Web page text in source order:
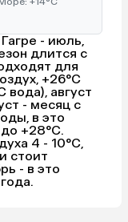
- июль,
длится с
для
+26°C
вода), август
- месяц с
в это
+28°C.
4 - 10°C,
стоит
- в это